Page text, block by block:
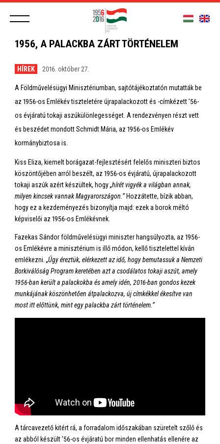
1956, A PALACKBA ZÁRT TÖRTÉNELEM
HÍREK 2016. október 27.
A Földművelésügyi Minisztériumban, sajtótájékoztatón mutatták be
az 1956-os Emlékév tiszteletére újrapalackozott és -címkézett ’56-
os évjáratú tokaji aszúkülönlegességet. A rendezvényen részt vett
és beszédet mondott Schmidt Mária, az 1956-os Emlékév
kormánybiztosa is.
Kiss Eliza, kiemelt borágazat-fejlesztésért felelős miniszteri biztos
köszöntőjében arról beszélt, az 1956-os évjáratú, újrapalackozott
tokaji aszúk azért készültek, hogy„hírét vigyék a világban annak,
milyen kincsek vannak Magyarországon.” Hozzátette, bízik abban,
hogy ez a kezdeményezés bizonyítja majd: ezek a borok méltó
képviselői az 1956-os Emlékévnek.
Fazekas Sándor földművelésügyi miniszter hangsúlyozta, az 1956-
os Emlékévre a minisztérium is illő módon, kellő tisztelettel kíván
emlékezni. „Úgy éreztük, elérkezett az idő, hogy bemutassuk a Nemzeti
Borkiválóság Program keretében azt a csodálatos tokaji aszút, amely
1956-ban került a palackokba és amely idén, 2016-ban gondos kezek
munkájának köszönhetően átpalackozva, új címkékkel ékesítve van
most itt előttünk, mint egy palackba zárt történelem.”
A tárcavezető kitért rá, a forradalom időszakában szüretelt szőlő és
az abból készült ’56-os évjáratú bor minden ellenhatás ellenére az